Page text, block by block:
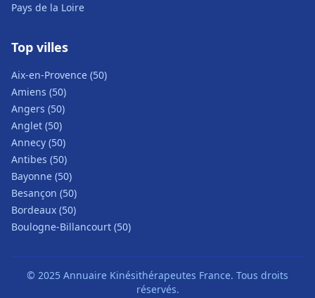
Pays de la Loire
Top villes
Aix-en-Provence (50)
Amiens (50)
Angers (50)
Anglet (50)
Annecy (50)
Antibes (50)
Bayonne (50)
Besançon (50)
Bordeaux (50)
Boulogne-Billancourt (50)
© 2025 Annuaire Kinésithérapeutes France. Tous droits
réservés.